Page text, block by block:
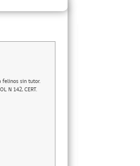
sin tutor.
N 142, CERT.